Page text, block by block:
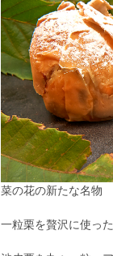
菜の花の新たな名
一粒栗を贅沢に使っ